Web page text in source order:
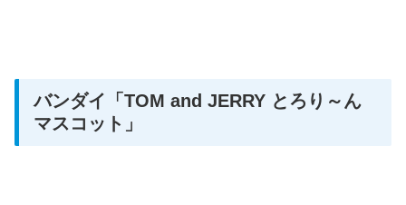
バンダイ 「TOM and JERRY とろり～ん
マスコット」